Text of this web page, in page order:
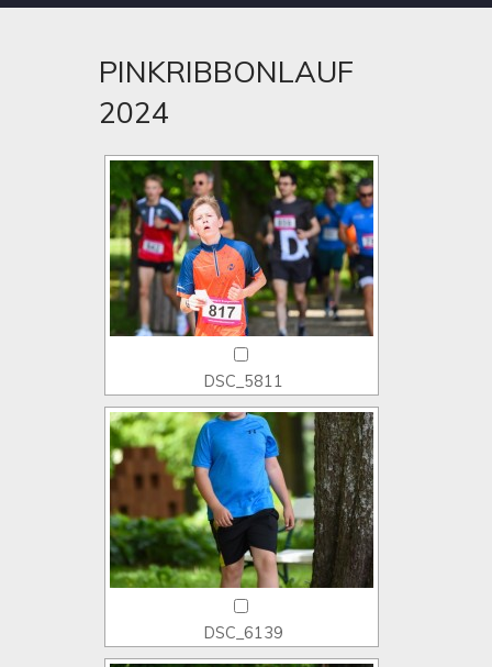
PINKRIBBONLAUF
2024
DSC_5811
DSC_6139